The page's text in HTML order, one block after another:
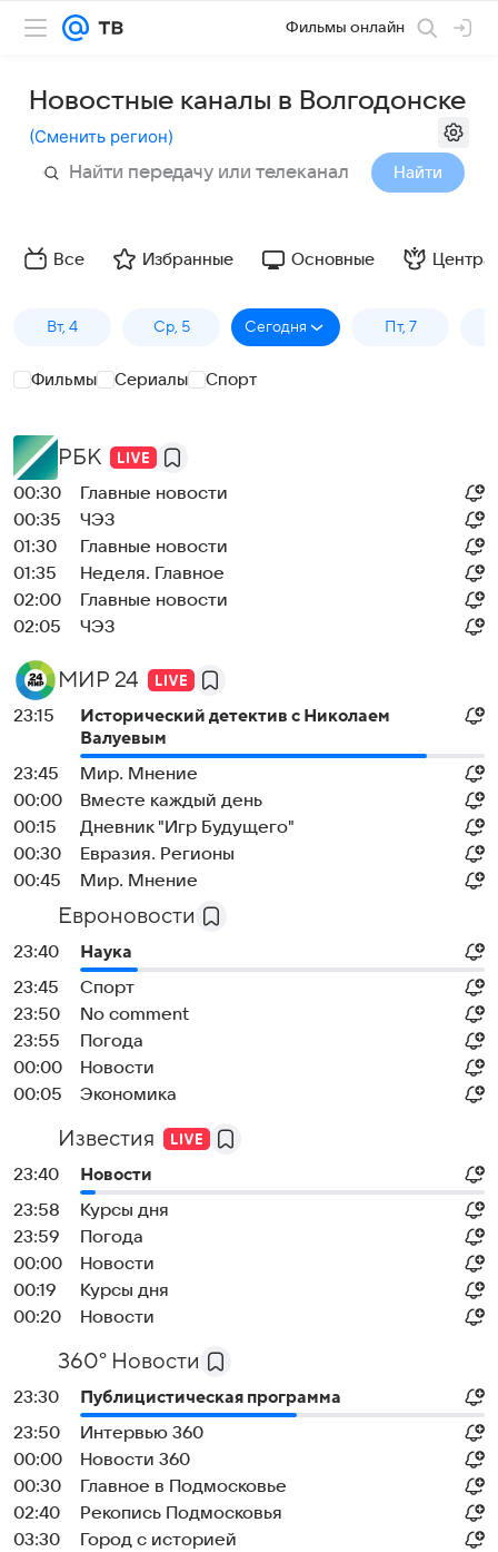
Фильмы онлайн
Новостные каналы в Волгодонске
(Сменить регион)
Найти
Все Избранные Основные
Вт, 4 Ср, 5 Сегодня Пт, 7
Фильмы Сериалы Спорт
РБК
00:30
Главные новости
00:35
ЧЭЗ
01:30
Главные новости
01:35
Неделя. Главное
02:00
Главные новости
02:05
ЧЭЗ
МИР 24
23:15
Исторический детектив с Николаем
Валуевым
23:45
Мир. Мнение
00:00
Вместе каждый день
00:15
Дневник "Игр Будущего"
00:30
Евразия. Регионы
00:45
Мир. Мнение
Евроновости
23:40
Наука
23:45
Спорт
23:50
No comment
23:55
Погода
00:00
Новости
00:05
Экономика
Известия
23:40
Новости
23:58
Курсы дня
23:59
Погода
00:00
Новости
00:19
Курсы дня
00:20
Новости
360° Новости
23:30
Публицистическая программа
23:50
Интервью 360
00:00
Новости 360
00:30
Главное в Подмосковье
02:40
Рекопись Подмосковья
03:30
Город с историей